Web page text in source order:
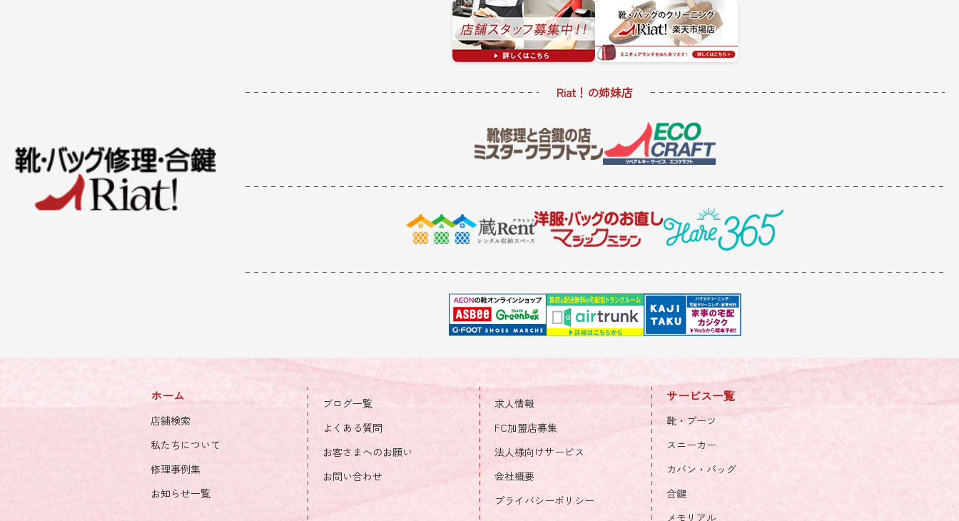
Riat！の姉妹店
ホーム
店舗検索
私たちについて
修理事例集
お知らせ一覧
ブログ一覧
よくある質問
お客さまへのお願い
お問い合わせ
求人情報
FC加盟店募集
法人様向けサービス
会社概要
プライバシーポリシー
サービス一覧
靴・ブーツ
スニーカー
カバン・バッグ
合鍵
メモリアル